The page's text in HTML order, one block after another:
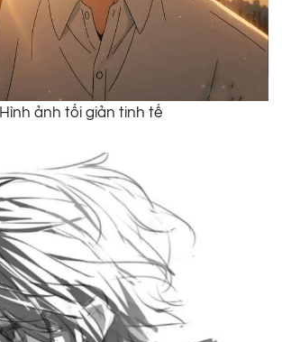
Hình ảnh tối giản tinh tế